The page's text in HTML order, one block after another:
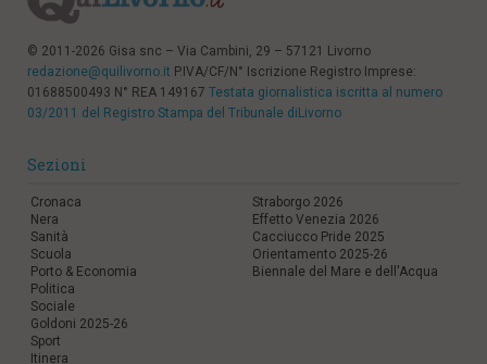
© 2011-2026 Gisa snc – Via Cambini, 29 – 57121 Livorno
redazione@quilivorno.it P.IVA/CF/N° Iscrizione Registro Imprese:
01688500493 N° REA 149167 Testata giornalistica iscritta al numero
03/2011 del Registro Stampa del Tribunale diLivorno
Sezioni
Cronaca
Nera
Sanità
Scuola
Porto & Economia
Politica
Sociale
Goldoni 2025-26
Sport
Itinera
Straborgo 2026
Effetto Venezia 2026
Cacciucco Pride 2025
Orientamento 2025-26
Biennale del Mare e dell'Acqua